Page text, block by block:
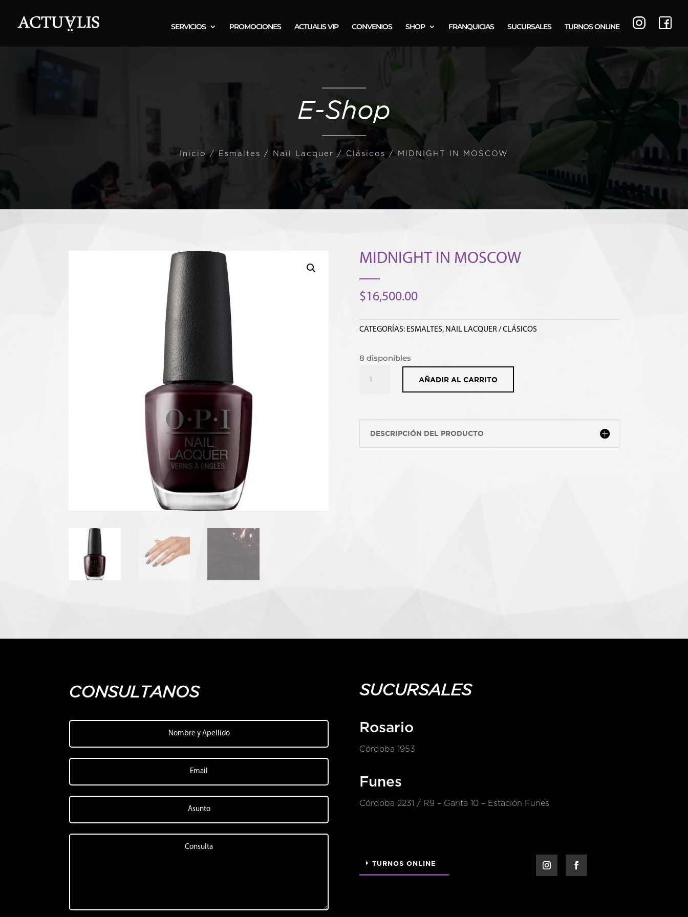
SERVICIOS PROMOCIONES ACTUALIS VIP CONVENIOS SHOP FRANQUICIAS SUCURSALES TURNOS ONLINE
E-Shop
Inicio / Esmaltes / Nail Lacquer / Clásicos / MIDNIGHT IN MOSCOW
MIDNIGHT IN MOSCOW
$16,500.00
CATEGORÍAS: ESMALTES, NAIL LACQUER / CLÁSICOS
8 disponibles
AÑADIR AL CARRITO
DESCRIPCIÓN DEL PRODUCTO
CONSULTANOS SUCURSALES
Rosario
Córdoba 1953
Funes
Córdoba 2231 / R9 – Garita 10 – Estación Funes
TURNOS ONLINE